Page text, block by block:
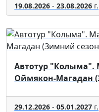
19.08.2026 - 23.08.2026 г.
Автотур "Колыма".
Оймякон-Магадан
29.12.2026 - 05.01.2027 г.